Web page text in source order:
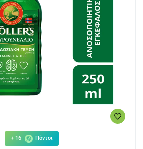
+ 16 Πόντοι